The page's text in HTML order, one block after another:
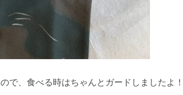
で、食べる時はちゃんとガードしましたよ！